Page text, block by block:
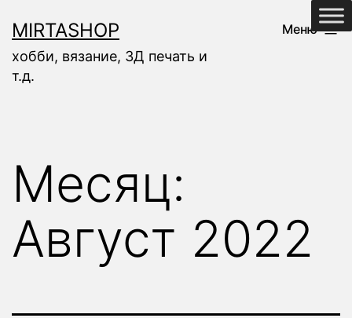
содержимому
MIRTASHOP
хобби, вязание, 3Д печать и
т.д.
Меню
Месяц:
Август 2022